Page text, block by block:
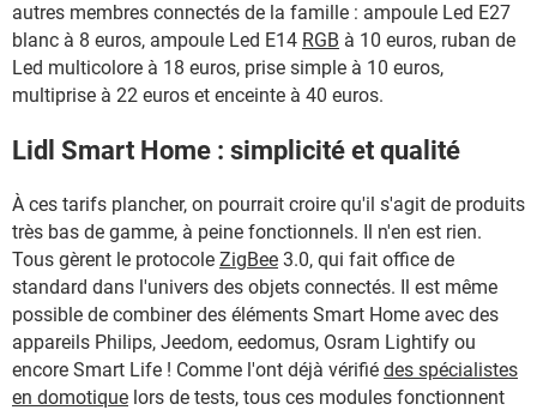
autres membres connectés de la famille : ampoule Led E27
blanc à 8 euros, ampoule Led E14 RGB à 10 euros, ruban de
Led multicolore à 18 euros, prise simple à 10 euros,
multiprise à 22 euros et enceinte à 40 euros.
Lidl Smart Home : simplicité et qualité
À ces tarifs plancher, on pourrait croire qu'il s'agit de produits
très bas de gamme, à peine fonctionnels. Il n'en est rien.
Tous gèrent le protocole ZigBee 3.0, qui fait office de
standard dans l'univers des objets connectés. Il est même
possible de combiner des éléments Smart Home avec des
appareils Philips, Jeedom, eedomus, Osram Lightify ou
encore Smart Life ! Comme l'ont déjà vérifié des spécialistes
en domotique lors de tests, tous ces modules fonctionnent